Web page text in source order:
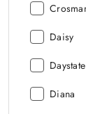
Daisy
Daystate
Diana